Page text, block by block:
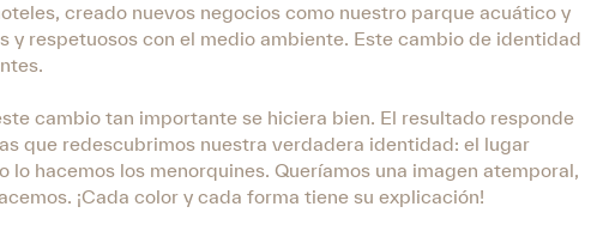
creado nuevos negocios como nuestro parque acuático y
respetuosos con el medio ambiente. Este cambio de identidad
cambio tan importante se hiciera bien. El resultado responde
que redescubrimos nuestra verdadera identidad: el lugar
hacemos los menorquines. Queríamos una imagen atemporal,
¡Cada color y cada forma tiene su explicación!